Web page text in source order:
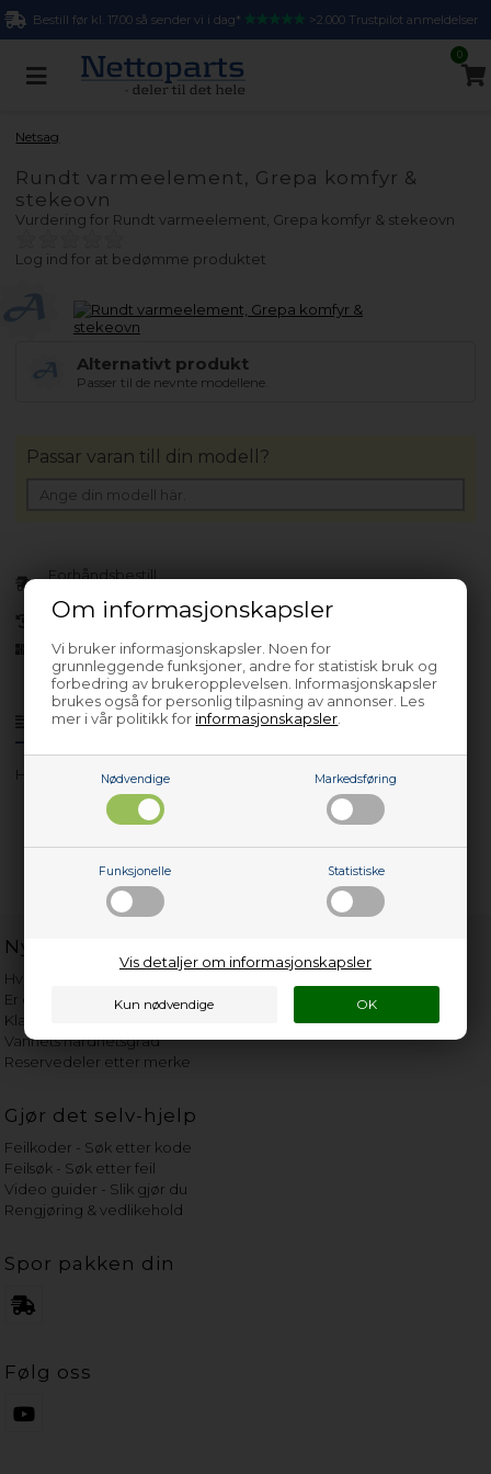
Om informasjonskapsler
Vi bruker informasjonskapsler. Noen for
grunnleggende funksjoner, andre for statistisk bruk og
forbedring av brukeropplevelsen. Informasjonskapsler
brukes også for personlig tilpasning av annonser. Les
mer i vår politikk for informasjonskapsler
Nødvendige Markedsføring
Funksjonelle Statistiske
Vis detaljer om informasjonskapsler
Bestill før kl. 17.00 så sender vi i dag* >2.000 Trustpilot anmeldelser
0
Netsag
Rundt varmeelement, Grepa komfyr &
stekeovn
Vurdering for Rundt varmeelement, Grepa komfyr & stekeovn
Log ind for at bedømme produktet
Alternativt produkt
Passer til de nevnte modellene.
Produktinfo Spørsmål om varen?
HGI 410
Forhåndsbestill
30 dagers returrett
Siden 2013
Passar varan till din modell?
Nyttige lenker
Hvor gammelt er apparatet mitt?
Er det verdt å reparere?
Klage på bassengrobot
Vannets hardhetsgrad
Reservedeler etter merke
Gjør det selv-hjelp
Feilkoder - Søk etter kode
Feilsøk - Søk etter feil
Video guider - Slik gjør du
Rengjøring & vedlikehold
Spor pakken din
Følg oss